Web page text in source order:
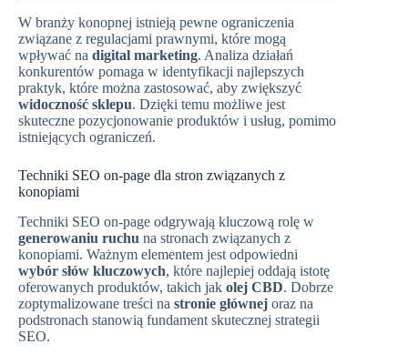
W branży konopnej istnieją pewne ograniczenia
związane z regulacjami prawnymi, które mogą
wpływać na digital marketing. Analiza działań
konkurentów pomaga w identyfikacji najlepszych
praktyk, które można zastosować, aby zwiększyć
widoczność sklepu. Dzięki temu możliwe jest
skuteczne pozycjonowanie produktów i usług, pomimo
istniejących ograniczeń.
Techniki SEO on-page dla stron związanych z
konopiami
Techniki SEO on-page odgrywają kluczową rolę w
generowaniu ruchu na stronach związanych z
konopiami. Ważnym elementem jest odpowiedni
wybór słów kluczowych, które najlepiej oddają istotę
oferowanych produktów, takich jak olej CBD. Dobrze
zoptymalizowane treści na stronie głównej oraz na
podstronach stanowią fundament skutecznej strategii
SEO.